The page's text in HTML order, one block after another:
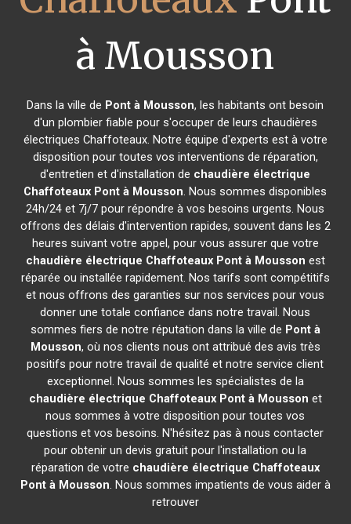
à Mousson
Dans la ville de Pont à Mousson, les habitants ont besoin
d'un plombier fiable pour s'occuper de leurs chaudières
électriques Chaffoteaux. Notre équipe d'experts est à votre
disposition pour toutes vos interventions de réparation,
d'entretien et d'installation de chaudière électrique
Chaffoteaux Pont à Mousson. Nous sommes disponibles
24h/24 et 7j/7 pour répondre à vos besoins urgents. Nous
offrons des délais d'intervention rapides, souvent dans les 2
heures suivant votre appel, pour vous assurer que votre
chaudière électrique Chaffoteaux Pont à Mousson est
réparée ou installée rapidement. Nos tarifs sont compétitifs
et nous offrons des garanties sur nos services pour vous
donner une totale confiance dans notre travail. Nous
sommes fiers de notre réputation dans la ville de Pont à
Mousson, où nos clients nous ont attribué des avis très
positifs pour notre travail de qualité et notre service client
exceptionnel. Nous sommes les spécialistes de la
chaudière électrique Chaffoteaux Pont à Mousson et
nous sommes à votre disposition pour toutes vos
questions et vos besoins. N'hésitez pas à nous contacter
pour obtenir un devis gratuit pour l'installation ou la
réparation de votre chaudière électrique Chaffoteaux
Pont à Mousson. Nous sommes impatients de vous aider à
retrouver